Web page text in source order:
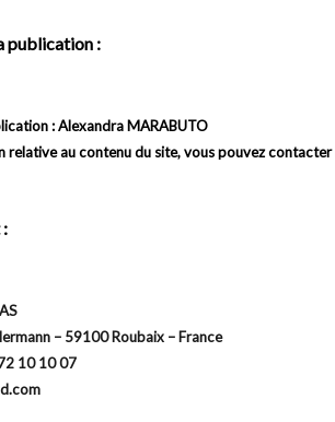
publication :
: Alexandra MARABUTO
relative au contenu du site, vous pouvez contacter
– 59100 Roubaix – France
10 10 07